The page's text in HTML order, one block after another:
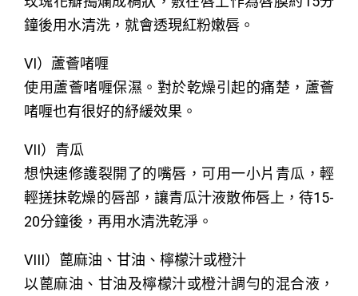
鐘後用水清洗，就會透現紅粉嫩唇。
VI）蘆薈啫喱
使用蘆薈啫喱保濕。對於乾燥引起的痛楚，蘆薈
啫喱也有很好的紓緩效果。
VII）青瓜
想快速修護裂開了的嘴唇，可用一小片青瓜，輕
輕搓抺乾燥的唇部，讓青瓜汁液散佈唇上，待15-
20分鐘後，再用水清洗乾淨。
VIII）蓖麻油、甘油、檸檬汁或橙汁
以蓖麻油、甘油及檸檬汁或橙汁調勻的混合液，